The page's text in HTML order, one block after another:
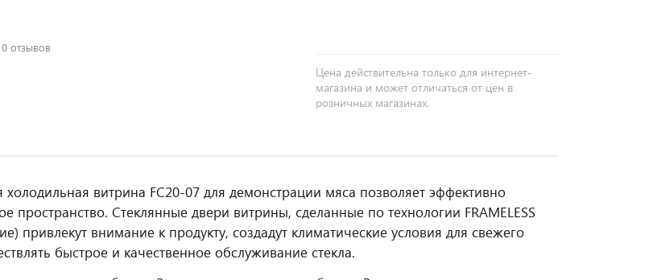
0 отзывов
Цена действительна только для интернет-
магазина и может отличаться от цен в
розничных магазинах.
витрина FC20-07 для демонстрации мяса позволяет эффективно
пространство. Стеклянные двери витрины, сделанные по технологии FRAMELESS
привлекут внимание к продукту, создадут климатические условия для свежего
быстрое и качественное обслуживание стекла.